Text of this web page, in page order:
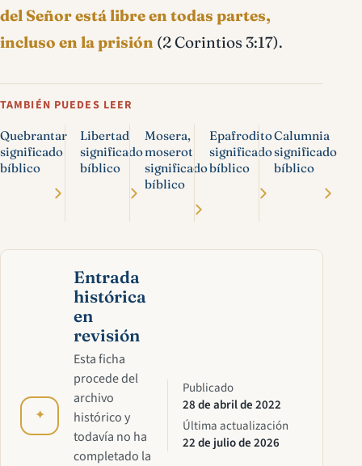
del Señor está libre en todas partes,
incluso en la prisión (2 Corintios 3:17).
TAMBIÉN PUEDES LEER
Quebrantar
significado
bíblico
Libertad
significado
bíblico
Mosera,
moserot
significado
bíblico
Epafrodito
significado
bíblico
Calumnia
significado
bíblico
✦
Entrada
histórica
en
revisión
Esta ficha
procede del
archivo
histórico y
todavía no ha
completado la
Publicado
28 de abril de 2022
Última actualización
22 de julio de 2026